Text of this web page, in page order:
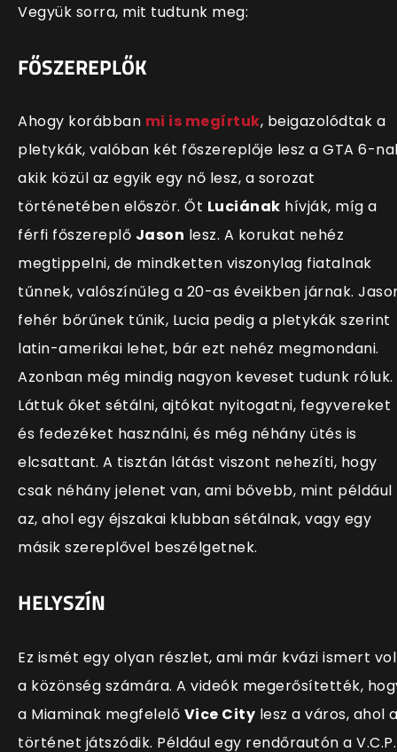
Vegyük sorra, mit tudtunk meg:
FŐSZEREPLŐK
Ahogy korábban mi is megírtuk, beigazolódtak a
pletykák, valóban két főszereplője lesz a GTA 6-
akik közül az egyik egy nő lesz, a sorozat
történetében először. Őt Luciának hívják, míg a
férfi főszereplő Jason lesz. A korukat nehéz
megtippelni, de mindketten viszonylag fiatalnak
tűnnek, valószínűleg a 20-as éveikben járnak.
fehér bőrűnek tűnik, Lucia pedig a pletykák szerint
latin-amerikai lehet, bár ezt nehéz megmondani.
Azonban még mindig nagyon keveset tudunk róluk.
Láttuk őket sétálni, ajtókat nyitogatni, fegyvereket
és fedezéket használni, és még néhány ütés is
elcsattant. A tisztán látást viszont nehezíti, hogy
csak néhány jelenet van, ami bővebb, mint például
az, ahol egy éjszakai klubban sétálnak, vagy egy
másik szereplővel beszélgetnek.
HELYSZÍN
Ez ismét egy olyan részlet, ami már kvázi ismert
a közönség számára. A videók megerősítették,
a Miaminak megfelelő Vice City lesz a város, ahol
történet játszódik. Például egy rendőrautón a